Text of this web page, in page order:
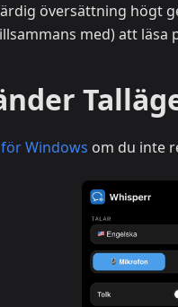
översättning högt
med) att läsa
Windows om du inte